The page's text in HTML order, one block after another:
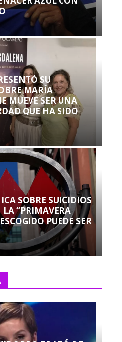
SU
MARÍA
MUEVE SER UNA
QUE HA SIDO
SOBRE SUICIDIOS
LA “PRIMAVERA
PUEDE SER